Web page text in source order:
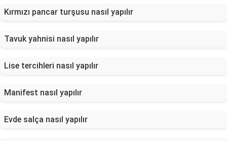
Kırmızı pancar turşusu nasıl yapılır
Tavuk yahnisi nasıl yapılır
Lise tercihleri nasıl yapılır
Manifest nasıl yapılır
Evde salça nasıl yapılır